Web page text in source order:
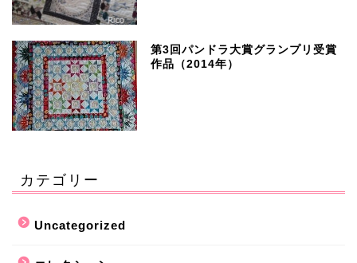
第3回パンドラ大賞グランプリ受賞
作品（2014年）
カテゴリー
Uncategorized